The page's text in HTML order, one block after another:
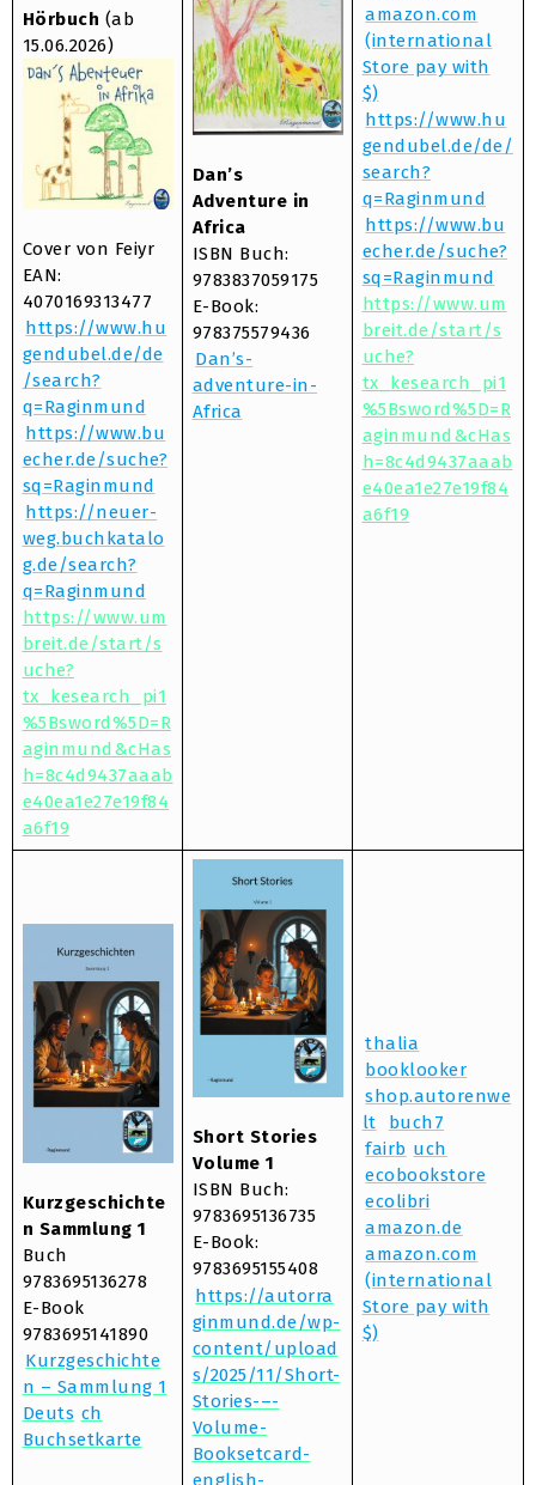
Hörbuch (ab
15.06.2026)
Cover von Feiyr
EAN:
4070169313477
https://www.hu
gendubel.de/de
/search?
q=Raginmund
https://www.bu
echer.de/suche?
sq=Raginmund
https://neuer-
weg.buchkatalo
g.de/search?
q=Raginmund
https://www.um
breit.de/start/s
uche?
tx_kesearch_pi1
%5Bsword%5D=R
aginmund&cHas
h=8c4d9437aaab
e40ea1e27e19f84
a6f19
Dan’s
Adventure in
Africa
ISBN Buch:
9783837059175
E-Book:
978375579436
Dan’s-
adventure-in-
Africa
amazon.com
(international
Store pay with
$)
https://www.hu
gendubel.de/de/
search?
q=Raginmund
https://www.bu
echer.de/suche?
sq=Raginmund
https://www.um
breit.de/start/s
uche?
tx_kesearch_pi1
%5Bsword%5D=R
aginmund&cHas
h=8c4d9437aaab
e40ea1e27e19f84
a6f19
Kurzgeschichte
n Sammlung 1
Buch
9783695136278
E-Book
9783695141890
Kurzgeschichte
n – Sammlung 1
Deuts ch
Buchsetkarte
Short Stories
Volume 1
ISBN Buch:
9783695136735
E-Book:
9783695155408
https://autorra
ginmund.de/wp-
content/upload
s/2025/11/Short-
Stories-–-
Volume-
Booksetcard-
english-
thalia
booklooker
shop.autorenwe
lt
buch7
fairb uch
ecobookstore
ecolibri
amazon.de
amazon.com
(international
Store pay with
$)